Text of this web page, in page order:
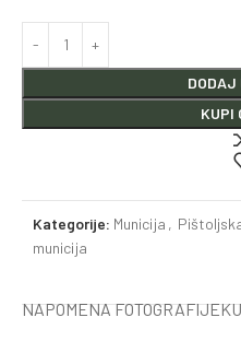
DODAJ
KUPI
Kategorije: Municija ,
municija
NAPOMENA FOTOGRAFIJE